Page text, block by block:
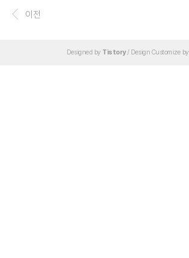
이전
Designed by Tistory/ Design Customize by